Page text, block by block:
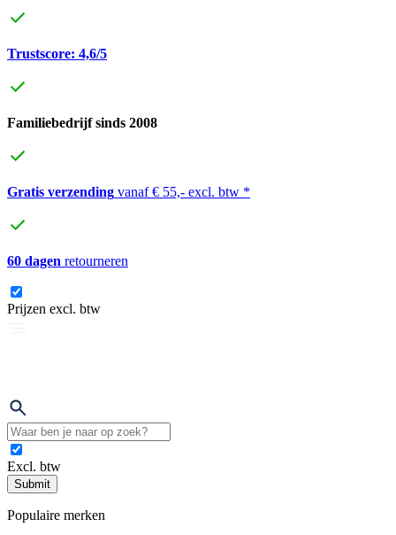
Trustscore: 4,6/5
Familiebedrijf sinds 2008
Gratis verzending vanaf € 55,- excl. btw *
60 dagen retourneren
Prijzen excl. btw
Excl. btw
Submit
Populaire merken